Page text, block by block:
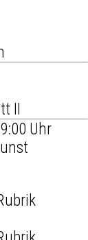
II
Uhr